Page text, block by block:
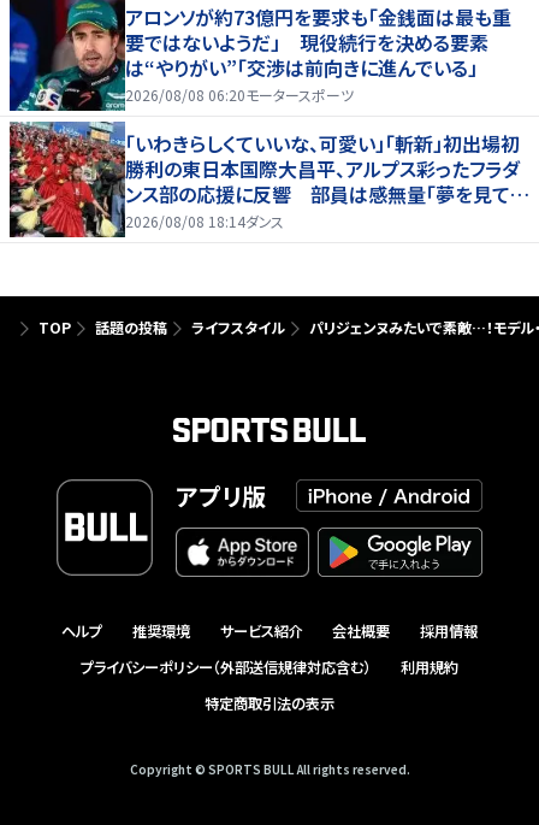
アロンソが約73億円を要求も「金銭面は最も重
要ではないようだ」 現役続行を決める要素
は“やりがい”「交渉は前向きに進んでいる」
2026/08/08 06:20モータースポーツ
「いわきらしくていいな、可愛い」「斬新」初出場初
勝利の東日本国際大昌平、アルプス彩ったフラダ
ンス部の応援に反響 部員は感無量「夢を見てい
るよう」
2026/08/08 18:14ダンス
TOP 話題の投稿 ライフスタイル パリジェンヌみたいで素敵…！モデル
アプリ版
ヘルプ 推奨環境 サービス紹介 会社概要
採用情報
プライバシーポリシー（外部送信規律対応含む）
利用規約
特定商取引法の表示
Copyright © SPORTS BULL All rights reserved.